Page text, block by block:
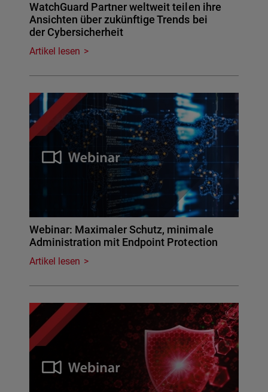
WatchGuard Partner weltweit teilen ihre
Ansichten über zukünftige Trends bei
der Cybersicherheit
Artikel lesen
Webinar: Maximaler Schutz, minimale
Administration mit Endpoint Protection
Artikel lesen